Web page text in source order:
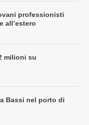
professionisti
all’estero
milioni su
Bassi nel porto di